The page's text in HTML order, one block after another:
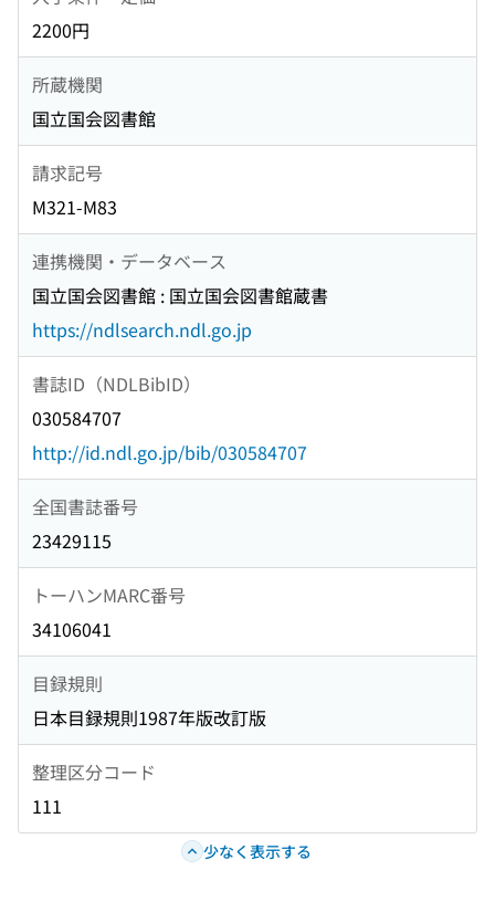
2200円
所蔵機関
国立国会図書館
請求記号
M321-M83
連携機関・データベース
国立国会図書館 : 国立国会図書館蔵書
https://ndlsearch.ndl.go.jp
書誌ID（NDLBibID）
030584707
http://id.ndl.go.jp/bib/030584707
全国書誌番号
23429115
トーハンMARC番号
34106041
目録規則
日本目録規則1987年版改訂版
整理区分コード
111
少なく表示する